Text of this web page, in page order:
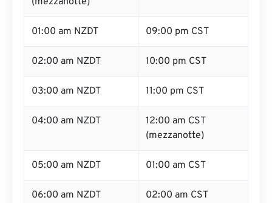
01:00 am NZDT 09:00 pm CST
02:00 am NZDT 10:00 pm CST
03:00 am NZDT 11:00 pm CST
04:00 am NZDT
12:00 am CST
(mezzanotte)
05:00 am NZDT 01:00 am CST
06:00 am NZDT 02:00 am CST